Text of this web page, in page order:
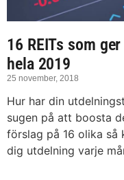
16 REITs som
hela 2019
25 november, 2018
Hur har din
sugen på att boosta
förslag på 16 olika så
dig utdelning varje